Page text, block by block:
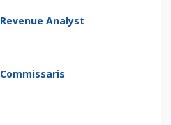
Revenue Analyst
Commissaris